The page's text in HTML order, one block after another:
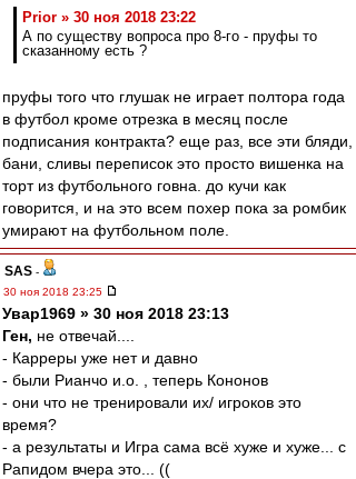
Prior » 30 ноя 2018 23:22
А по существу вопроса про 8-го - пруфы то
сказанному есть ?
пруфы того что глушак не играет полтора года
в футбол кроме отрезка в месяц после
подписания контракта? еще раз, все эти бляди,
бани, сливы переписок это просто вишенка на
торт из футбольного говна. до кучи как
говорится, и на это всем похер пока за ромбик
умирают на футбольном поле.
SAS -
30 ноя 2018 23:25
Увар1969 » 30 ноя 2018 23:13
Ген, не отвечай....
- Карреры уже нет и давно
- были Рианчо и.о. , теперь Кононов
- они что не тренировали их/ игроков это
время?
- а результаты и Игра сама всё хуже и хуже... с
Рапидом вчера это... ((